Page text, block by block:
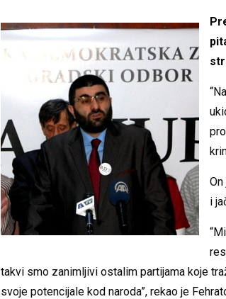
i
takvi smo zanimljivi ostalim partijama koje
svoje potencijale kod naroda”, rekao je